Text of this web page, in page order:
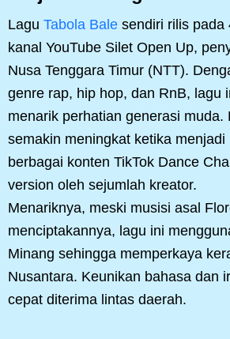
Lagu Tabola Bale sendiri rilis pada
kanal YouTube Silet Open Up,
Nusa Tenggara Timur (NTT).
genre rap, hip hop, dan RnB, lagu
menarik perhatian generasi muda.
semakin meningkat ketika menjadi
berbagai konten TikTok Dance
version oleh sejumlah kreator.
Menariknya, meski musisi asal
menciptakannya, lagu ini
Minang sehingga memperkaya
Nusantara. Keunikan bahasa dan
cepat diterima lintas daerah.